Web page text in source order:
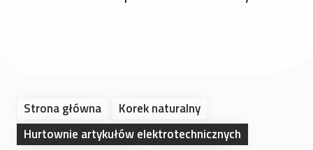
Strona główna
Korek naturalny
Hurtownie artykułów elektrotechnicznych